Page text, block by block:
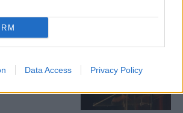
Data Access Privacy Policy
μικροί να
με
Χρύσα